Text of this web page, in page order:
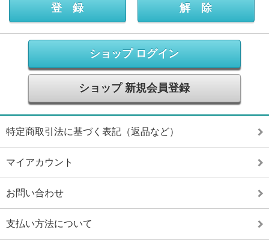
ショップ ログイン
ショップ 新規会員登録
特定商取引法に基づく表記（返品など）
マイアカウント
お問い合わせ
支払い方法について